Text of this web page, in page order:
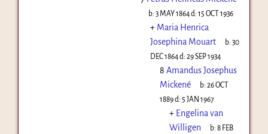
b:3 MAY 1864d:15 OCT 1936
+ Maria Henrica
Josephina Mouart
b:30
DEC 1864d: 29 SEP 1934
8 Amandus Josephus
Mickené
b:26 OCT
1889d: 5 JAN 1967
+ Engelina van
Willigen
b:8 FEB